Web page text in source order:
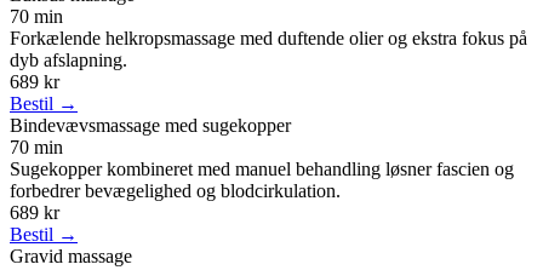
70 min
Forkælende helkropsmassage med duftende olier og ekstra fokus på
dyb afslapning.
689 kr
Bestil →
Bindevævsmassage med sugekopper
70 min
Sugekopper kombineret med manuel behandling løsner fascien og
forbedrer bevægelighed og blodcirkulation.
689 kr
Bestil →
Gravid massage